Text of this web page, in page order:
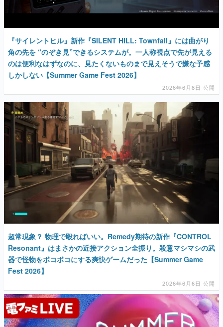
『サイレントヒル』新作『SILENT HILL: Townfall』には曲がり
角の先を “のぞき見”できるシステムが。一人称視点で先が見える
のは便利なはずなのに、見たくないものまで見えそうで嫌な予感
しかしない【Summer Game Fest 2026】
2026年6月8日 公開
超常現象？ 物理で殴ればいい。Remedy期待の新作『CONTROL
Resonant』はまさかの近接アクション全振り。殺意マシマシの武
器で怪物をボコボコにする爽快ゲームだった【Summer Game
Fest 2026】
2026年6月6日 公開